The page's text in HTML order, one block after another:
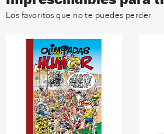
Los favoritos que no te puedes perder